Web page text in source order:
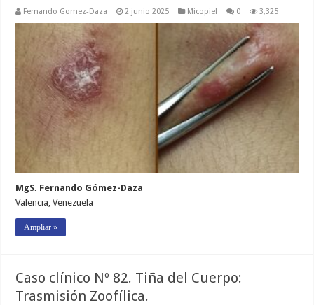
Fernando Gomez-Daza 2 junio 2025 Micopiel 0 3,325
MgS. Fernando Gómez-Daza
Valencia, Venezuela
Ampliar »
Caso clínico Nº 82. Tiña del Cuerpo:
Trasmisión Zoofílica.